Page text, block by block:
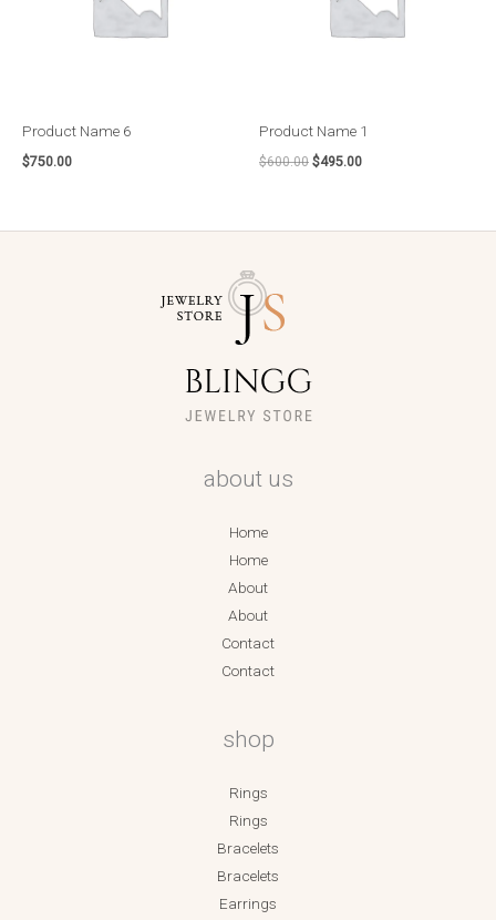
Product Name 6
$750.00
Product Name 1
$600.00 $495.00
about us
Home
Home
About
About
Contact
Contact
shop
Rings
Rings
Bracelets
Bracelets
Earrings